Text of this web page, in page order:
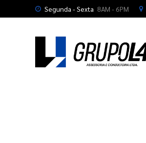
Segunda - Sexta 8AM - 6PM